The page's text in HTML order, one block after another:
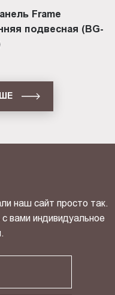
Frame
подвесная (BG-
наш сайт просто так.
вами индивидуальное